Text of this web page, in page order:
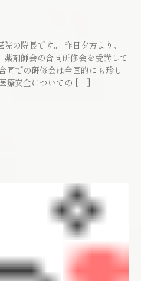
の院長です。 昨日夕方より、
剤師会の合同研修会を受講して
同での研修会は全国的にも珍し
療安全についての […]